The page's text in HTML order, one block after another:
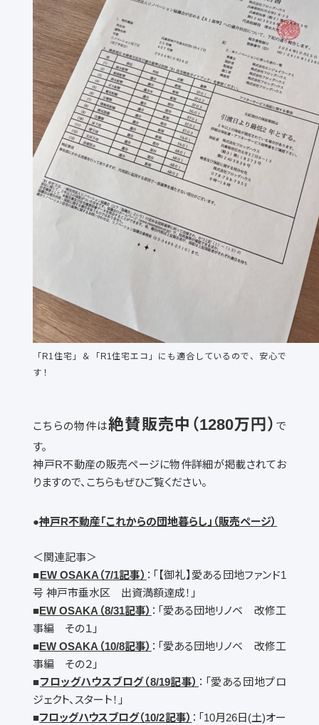
「R1住宅」＆「R1住宅エコ」にも適合しているので、安心で
す！
こちらの物件は絶賛販売中（1280万円） で
す。
神戸R不動産の販売ページに物件詳細が掲載されてお
りますので、こちらもぜひご覧ください。
●神戸R不動産「これからの団地暮らし」（販売ページ）
＜関連記事＞
■EW OSAKA（7/1記事） ：「【御礼】愛ある団地ファンド1
号 神戸市垂水区 出資満額達成！」
■EW OSAKA（8/31記事） ：「愛ある団地リノベ 改修工
事編 その１」
■EW OSAKA（10/8記事） ：「愛ある団地リノベ 改修工
事編 その２」
■フロッグハウスブログ（8/19記事） ：「愛ある団地プロ
ジェクト、スタート！」
■フロッグハウスブログ（10/2記事） ：「10月26日(土)オー